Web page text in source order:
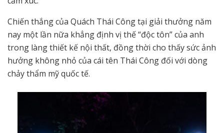
Chiến thắng của Quách Thái Công tại giải thưởng năm
nay một lần nữa khẳng định vị thế “độc tôn” của anh
trong làng thiết kế nội thất, đồng thời cho thấy sức ảnh
hưởng không nhỏ của cái tên Thái Công đối với dòng
chảy thẩm mỹ quốc tế.